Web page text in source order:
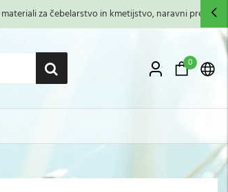
za čebelarstvo in kmetijstvo, naravni premazi,...
0